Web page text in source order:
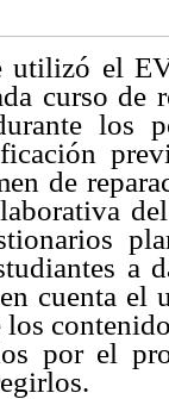
utilizó el
curso de
los
de
a
cuenta
por el